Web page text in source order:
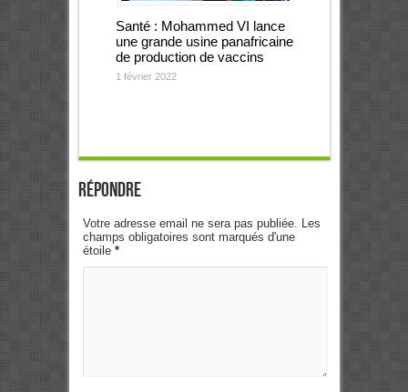
Santé : Mohammed VI lance
une grande usine panafricaine
de production de vaccins
1 février 2022
Répondre
Votre adresse email ne sera pas publiée. Les
champs obligatoires sont marqués d'une
étoile *